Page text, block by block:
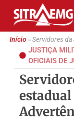
Início»Servidores da
JUSTIÇA
OFICIAIS DE
estadual